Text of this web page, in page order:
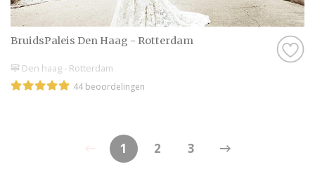
BruidsPaleis Den Haag - Rotterdam
Den haag - Rotterdam
44 beoordelingen
1 2 3